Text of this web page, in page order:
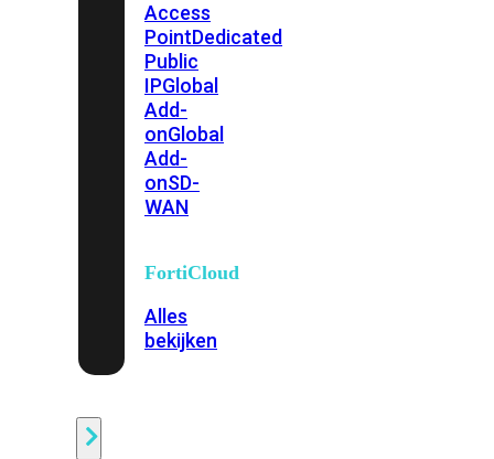
Access
PointDedicated
Public
IPGlobal
Add-
onGlobal
Add-
onSD-
WAN
FortiCloud
Alles
bekijken